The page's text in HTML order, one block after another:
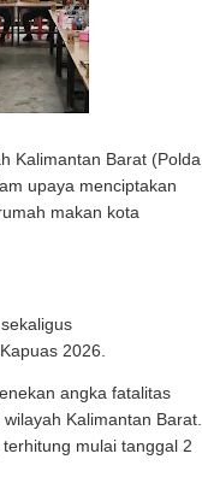
Kalimantan Barat (Polda
upaya menciptakan
makan kota
2026.
angka fatalitas
Kalimantan Barat.
mulai tanggal 2